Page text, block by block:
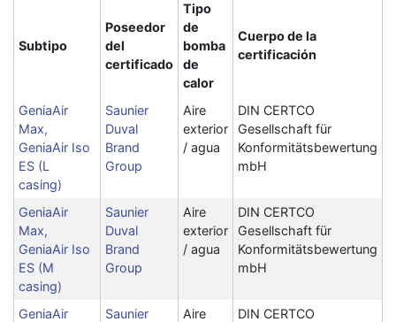
Subtipo
Poseedor
del
certificado
Tipo
de
bomba
de
calor
Cuerpo de la
certificación
GeniaAir
Max,
GeniaAir Iso
ES (L
casing)
Saunier
Duval
Brand
Group
Aire
exterior
/ agua
DIN CERTCO
Gesellschaft für
Konformitätsbewertung
mbH
GeniaAir
Max,
GeniaAir Iso
ES (M
casing)
Saunier
Duval
Brand
Group
Aire
exterior
/ agua
DIN CERTCO
Gesellschaft für
Konformitätsbewertung
mbH
GeniaAir
Saunier
Aire
DIN CERTCO